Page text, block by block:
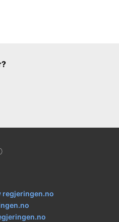
regjeringen.no